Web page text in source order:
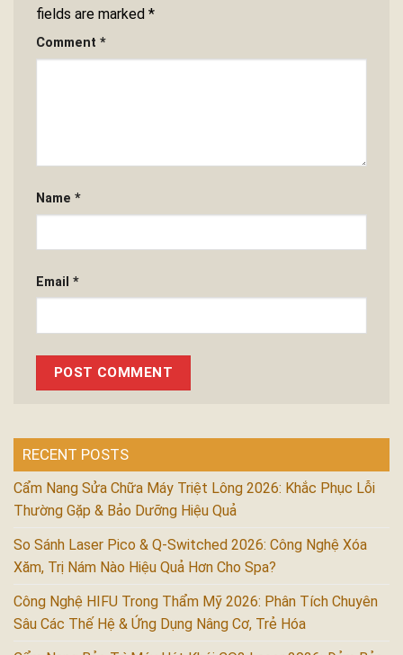
fields are marked *
Comment *
Name *
Email *
RECENT POSTS
Cẩm Nang Sửa Chữa Máy Triệt Lông 2026: Khắc Phục Lỗi
Thường Gặp & Bảo Dưỡng Hiệu Quả
So Sánh Laser Pico & Q-Switched 2026: Công Nghệ Xóa
Xăm, Trị Nám Nào Hiệu Quả Hơn Cho Spa?
Công Nghệ HIFU Trong Thẩm Mỹ 2026: Phân Tích Chuyên
Sâu Các Thế Hệ & Ứng Dụng Nâng Cơ, Trẻ Hóa